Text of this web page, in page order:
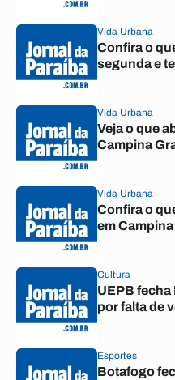
Vida Urbana
Confira o
segunda e
Vida Urbana
Veja o que
Campina
Vida Urbana
Confira o
em
Cultura
UEPB
por falta de
Esportes
Botafogo